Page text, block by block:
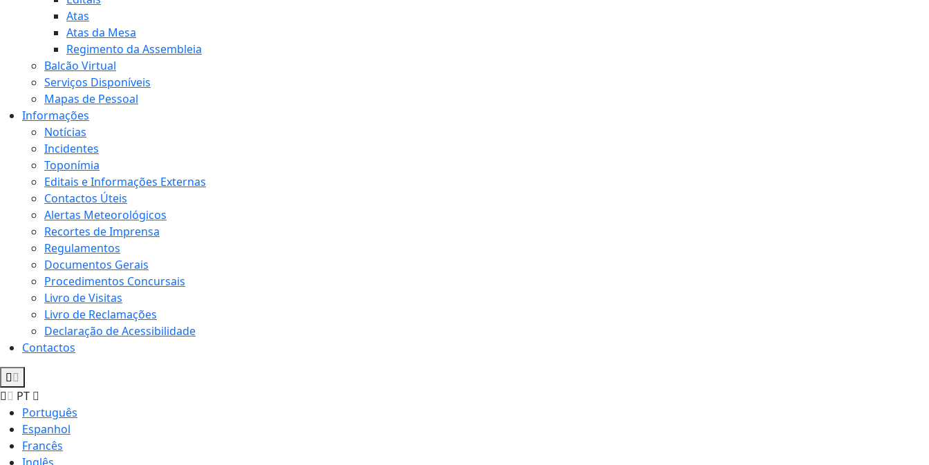
Atas
Atas da Mesa
Regimento da Assembleia
Balcão Virtual
Serviços Disponíveis
Mapas de Pessoal
Informações
Notícias
Incidentes
Toponímia
Editais e Informações Externas
Contactos Úteis
Alertas Meteorológicos
Recortes de Imprensa
Regulamentos
Documentos Gerais
Procedimentos Concursais
Livro de Visitas
Livro de Reclamações
Declaração de Acessibilidade
Contactos
PT
Português
Espanhol
Francês